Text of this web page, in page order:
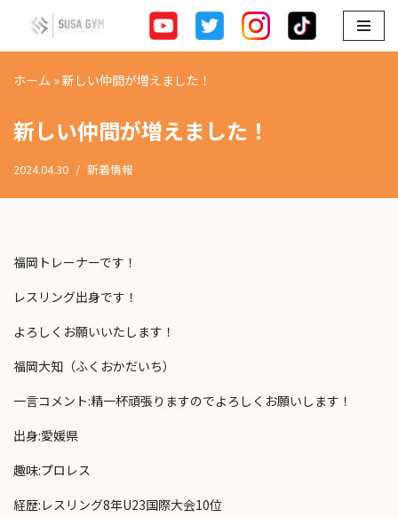
コ
ン
ツ
キ
ホーム »新しい仲間が増えました！
新しい仲間が増えました！
2024.04.30 新着情報
福岡トレーナーです！
レスリング出身です！
よろしくお願いいたします！
福岡大知（ふくおかだいち）
一言コメント:精一杯頑張りますのでよろしくお願いします！
出身:愛媛県
趣味:プロレス
経歴:レスリング8年U23国際大会10位